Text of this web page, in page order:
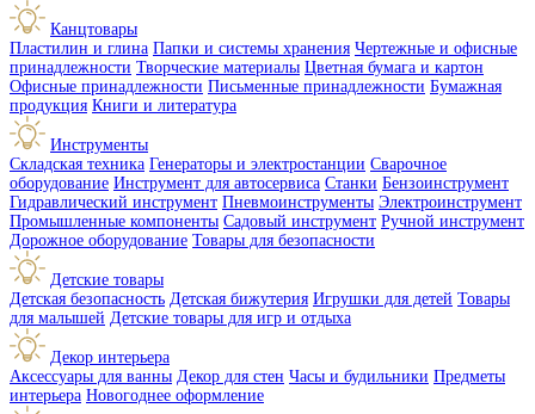
Канцтовары
Пластилин и глина Папки и системы хранения Чертежные и офисные
принадлежности Творческие материалы Цветная бумага и картон
Офисные принадлежности Письменные принадлежности Бумажная
продукция Книги и литература
Инструменты
Складская техника Генераторы и электростанции Сварочное
оборудование Инструмент для автосервиса Станки Бензоинструмент
Гидравлический инструмент Пневмоинструменты Электроинструмент
Промышленные компоненты Садовый инструмент Ручной инструмент
Дорожное оборудование Товары для безопасности
Детские товары
Детская безопасность Детская бижутерия Игрушки для детей Товары
для малышей Детские товары для игр и отдыха
Декор интерьера
Аксессуары для ванны Декор для стен Часы и будильники Предметы
интерьера Новогоднее оформление